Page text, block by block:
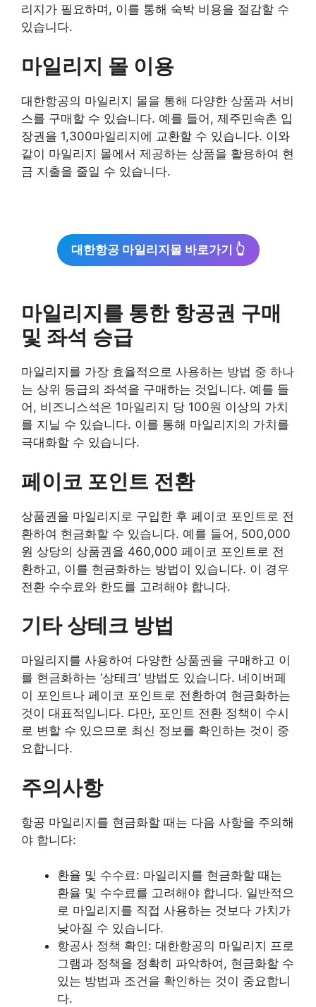
리지가 필요하며, 이를 통해 숙박 비용을 절감할 수
있습니다.
마일리지 몰 이용
대한항공의 마일리지 몰을 통해 다양한 상품과 서비
스를 구매할 수 있습니다. 예를 들어, 제주민속촌 입
장권을 1,300마일리지에 교환할 수 있습니다. 이와
같이 마일리지 몰에서 제공하는 상품을 활용하여 현
금 지출을 줄일 수 있습니다.
대한항공 마일리지몰 바로가기 👆
마일리지를 통한 항공권 구매
및 좌석 승급
마일리지를 가장 효율적으로 사용하는 방법 중 하나
는 상위 등급의 좌석을 구매하는 것입니다. 예를 들
어, 비즈니스석은 1마일리지 당 100원 이상의 가치
를 지닐 수 있습니다. 이를 통해 마일리지의 가치를
극대화할 수 있습니다.
페이코 포인트 전환
상품권을 마일리지로 구입한 후 페이코 포인트로 전
환하여 현금화할 수 있습니다. 예를 들어, 500,000
원 상당의 상품권을 460,000 페이코 포인트로 전
환하고, 이를 현금화하는 방법이 있습니다. 이 경우
전환 수수료와 한도를 고려해야 합니다.
기타 상테크 방법
마일리지를 사용하여 다양한 상품권을 구매하고 이
를 현금화하는 ‘상테크’ 방법도 있습니다. 네이버페
이 포인트나 페이코 포인트로 전환하여 현금화하는
것이 대표적입니다. 다만, 포인트 전환 정책이 수시
로 변할 수 있으므로 최신 정보를 확인하는 것이 중
요합니다.
주의사항
항공 마일리지를 현금화할 때는 다음 사항을 주의해
야 합니다:
환율 및 수수료: 마일리지를 현금화할 때는
환율 및 수수료를 고려해야 합니다. 일반적으
로 마일리지를 직접 사용하는 것보다 가치가
낮아질 수 있습니다.
항공사 정책 확인: 대한항공의 마일리지 프로
그램과 정책을 정확히 파악하여, 현금화할 수
있는 방법과 조건을 확인하는 것이 중요합니
다.